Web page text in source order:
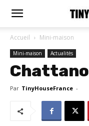
Accueil Mini-maison
Mini-maison Actualitès
Par TinyHouseFrance -